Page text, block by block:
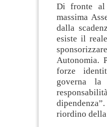
Di fronte al
massima
dalla
esiste il
Autonomia.
forze
governa la
riordino della